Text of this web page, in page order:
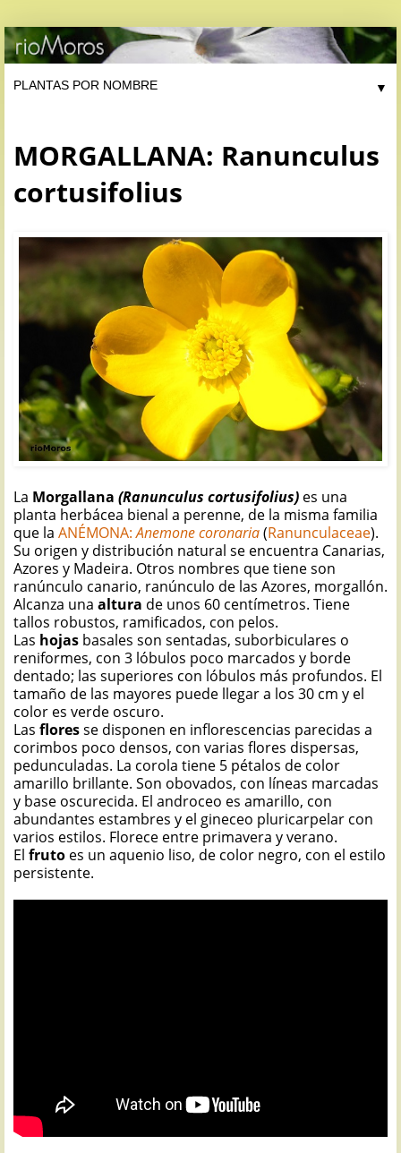
▼
MORGALLANA: Ranunculus
cortusifolius
La Morgallana (Ranunculus cortusifolius) es una
planta herbácea bienal a perenne, de la misma familia
que la ANÉMONA:Anemone coronaria(Ranunculaceae).
Su origen y distribución natural se encuentra Canarias,
Azores y Madeira. Otros nombres que tiene son
ranúnculo canario, ranúnculo de las Azores, morgallón.
Alcanza una altura de unos 60 centímetros. Tiene
tallos robustos, ramificados, con pelos.
Las hojas basales son sentadas, suborbiculares o
reniformes, con 3 lóbulos poco marcados y borde
dentado; las superiores con lóbulos más profundos. El
tamaño de las mayores puede llegar a los 30 cm y el
color es verde oscuro.
Las floresse disponen en inflorescencias parecidas a
corimbos poco densos, con varias flores dispersas,
pedunculadas. La corola tiene 5 pétalos de color
amarillo brillante. Son obovados, con líneas marcadas
y base oscurecida. El androceo es amarillo, con
abundantes estambres y el gineceo pluricarpelar con
varios estilos. Florece entre primavera y verano.
El fruto es un aquenio liso, de color negro, con el estilo
persistente.